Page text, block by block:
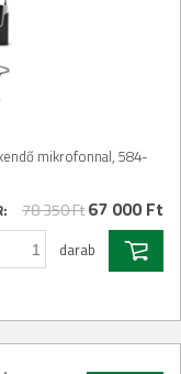
mikrofonnal, 584-
78 350 Ft67 000 Ft
darab